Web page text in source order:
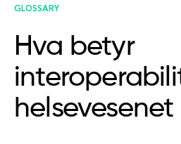
GLOSSARY
Hva betyr
helsevesenet